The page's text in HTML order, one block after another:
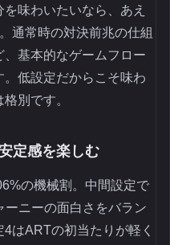
味わいたいなら、あえ
通常時の対決前兆の仕組
基本的なゲームフロー
低設定だからこそ味わ
別です。
定感を楽しむ
の機械割。中間設定で
ニーの面白さをバラン
はARTの初当たりが軽く